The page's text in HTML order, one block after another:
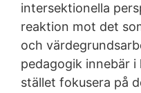
intersektionella
reaktion mot det
och
pedagogik innebär
stället fokusera på